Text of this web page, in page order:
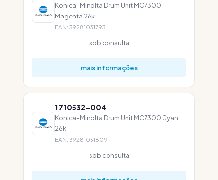
Konica-Minolta Drum Unit MC7300
Magenta 26k
EAN: 39281031793
sob consulta
mais informações
1710532-004
Konica-Minolta Drum Unit MC7300 Cyan
26k
EAN: 39281031809
sob consulta